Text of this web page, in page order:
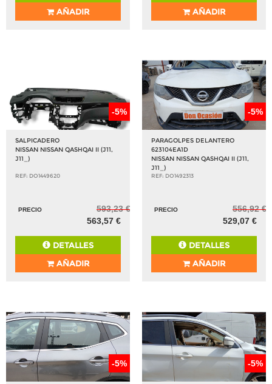
AÑADIR
AÑADIR
-5%
SALPICADERO
NISSAN NISSAN QASHQAI II (J11,
J11_)
REF: DO1449620
PRECIO
593,23 €
563,57 €
DETALLES
AÑADIR
-5%
PARAGOLPES DELANTERO
623104EA1D
NISSAN NISSAN QASHQAI II (J11,
J11_)
REF: DO1492313
PRECIO
556,92 €
529,07 €
DETALLES
AÑADIR
-5% -5%